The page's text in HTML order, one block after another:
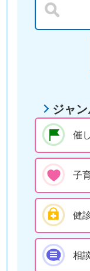
ジャ
催し
子
健
相